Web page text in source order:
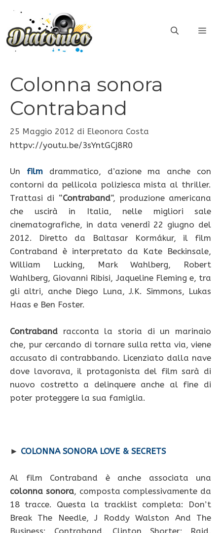
contenuto
Colonna sonora
Contraband
25 Maggio 2012 di Eleonora Costa
httpv://youtu.be/3sYntGCj8R0
Un filmdrammatico, d’azione ma anche con
contorni da pellicola poliziesca mista al thriller.
Trattasi di “Contraband“, produzione americana
che uscirà in Italia, nelle migliori sale
cinematografiche, in data venerdì 22 giugno del
2012. Diretto da Baltasar Kormákur, il film
Contraband è interpretato da Kate Beckinsale,
William Lucking, Mark Wahlberg, Robert
Wahlberg, Giovanni Ribisi, Jaqueline Fleming e, tra
gli altri, anche Diego Luna, J.K. Simmons, Lukas
Haas e Ben Foster.
Contraband racconta la storia di un marinaio
che, pur cercando di tornare sulla retta via, viene
accusato di contrabbando. Licenziato dalla nave
dove lavorava, il protagonista del film sarà di
nuovo costretto a delinquere anche al fine di
poter proteggere la sua famiglia.
► COLONNA SONORA LOVE & SECRETS
Al film Contraband è anche associata una
colonna sonora, composta complessivamente da
18 tracce. Questa la tracklist completa: Don’t
Break The Needle, J Roddy Walston And The
Business; Contraband, Clinton Shorter; Raid,